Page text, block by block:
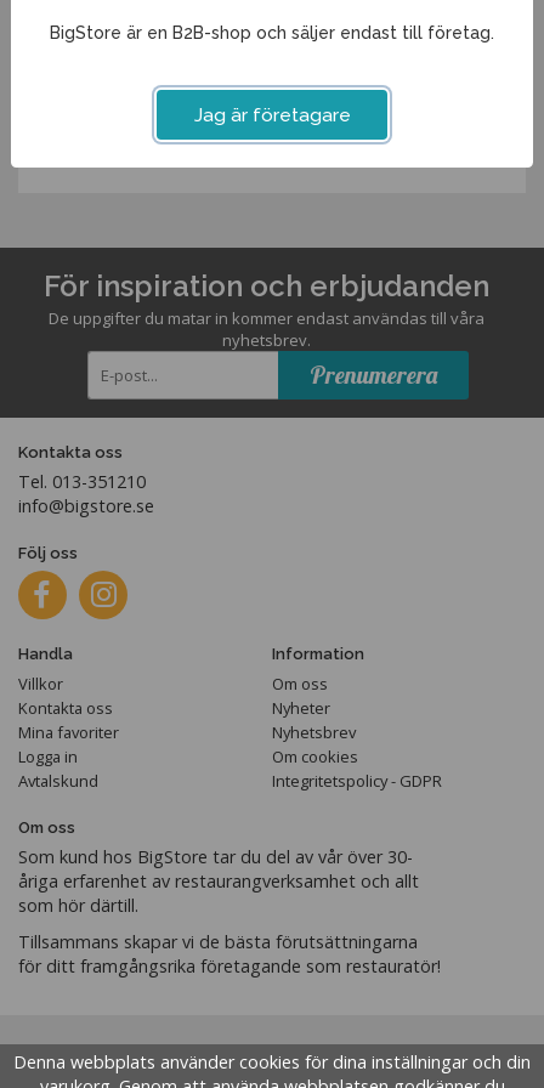
Spara som favorit
För inspiration och erbjudanden
De uppgifter du matar in kommer endast användas till våra
nyhetsbrev.
Prenumerera
Kontakta oss
Tel. 013-351210
info@bigstore.se
Följ oss
Handla
Villkor
Kontakta oss
Mina favoriter
Logga in
Avtalskund
Information
Om oss
Nyheter
Nyhetsbrev
Om cookies
Integritetspolicy - GDPR
Om oss
Som kund hos BigStore tar du del av vår över 30-
åriga erfarenhet av restaurangverksamhet och allt
som hör därtill.
Tillsammans skapar vi de bästa förutsättningarna
för ditt framgångsrika företagande som restauratör!
Denna webbplats använder cookies för dina inställningar och din
BigStore är en B2B-shop och säljer endast till företag.
Jag är företagare